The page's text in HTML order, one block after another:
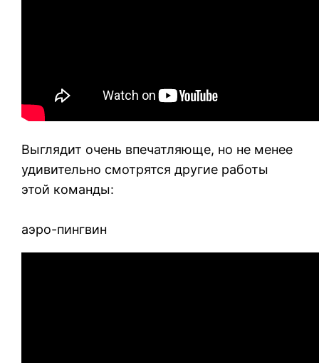
Выглядит очень впечатляюще, но не менее
удивительно смотрятся другие работы
этой команды:
аэро-пингвин